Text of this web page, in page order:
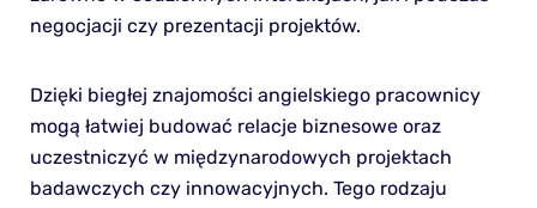
negocjacji czy prezentacji projektów.
Dzięki biegłej znajomości angielskiego pracownicy
mogą łatwiej budować relacje biznesowe oraz
uczestniczyć w międzynarodowych projektach
badawczych czy innowacyjnych. Tego rodzaju